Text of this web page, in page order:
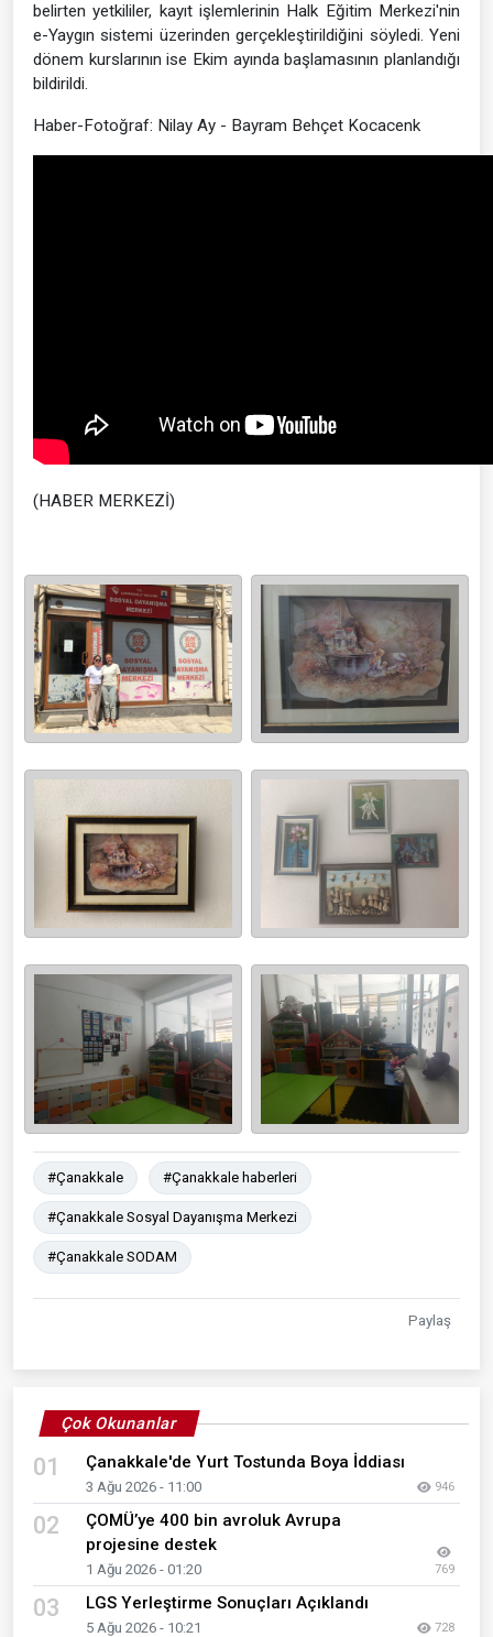
belirten yetkililer, kayıt işlemlerinin Halk Eğitim Merkezi'nin
e-Yaygın sistemi üzerinden gerçekleştirildiğini söyledi. Yeni
dönem kurslarının ise Ekim ayında başlamasının planlandığı
bildirildi.
Haber-Fotoğraf: Nilay Ay - Bayram Behçet Kocacenk
(HABER MERKEZİ)
#Çanakkale #Çanakkale haberleri
#Çanakkale Sosyal Dayanışma Merkezi
#Çanakkale SODAM
Paylaş
Çok Okunanlar
01 Çanakkale'de Yurt Tostunda Boya İddiası
3 Ağu 2026 - 11:00 946
02
ÇOMÜ’ye 400 bin avroluk Avrupa
projesine destek
1 Ağu 2026 - 01:20 769
03 LGS Yerleştirme Sonuçları Açıklandı
5 Ağu 2026 - 10:21 728